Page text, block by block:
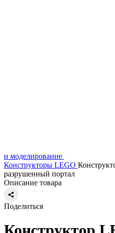
и моделирование
Конструкторы LEGO
разрушенный портал
Описание товара
Поделиться